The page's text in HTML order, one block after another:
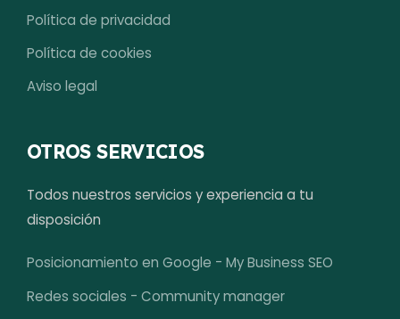
Política de privacidad
Política de cookies
Aviso legal
OTROS SERVICIOS
Todos nuestros servicios y experiencia a tu
disposición
Posicionamiento en Google - My Business SEO
Redes sociales - Community manager